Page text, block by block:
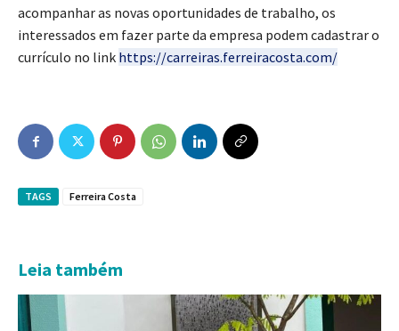
acompanhar as novas oportunidades de trabalho, os
interessados em fazer parte da empresa podem cadastrar o
currículo no link https://carreiras.ferreiracosta.com/
TAGS Ferreira Costa
Leia também